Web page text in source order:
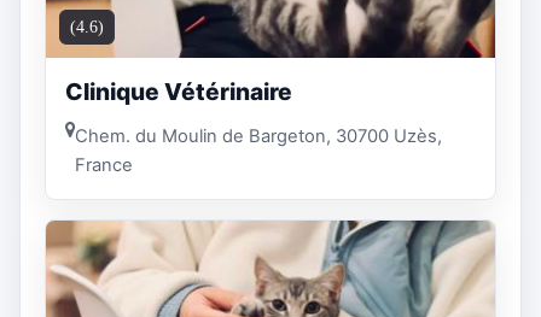
(4.6)
Clinique Vétérinaire
Chem. du Moulin de Bargeton, 30700 Uzès,
France